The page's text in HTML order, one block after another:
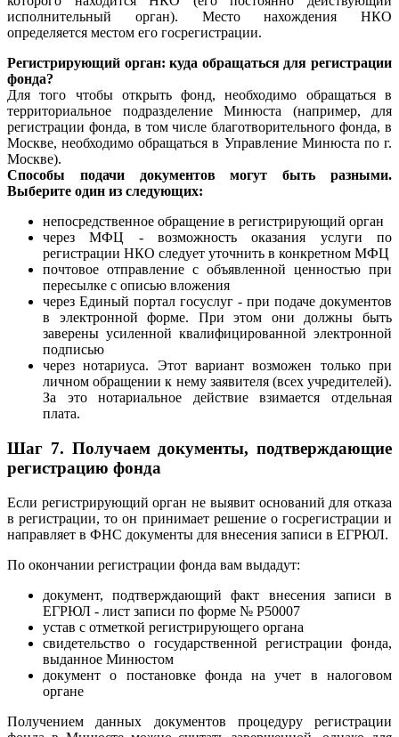
исполнительный орган). Место нахождения НКО
определяется местом его госрегистрации.
Регистрирующий орган: куда обращаться для регистрации
фонда?
Для того чтобы открыть фонд, необходимо обращаться в
территориальное подразделение Минюста (например, для
регистрации фонда, в том числе благотворительного фонда, в
Москве, необходимо обращаться в Управление Минюста по г.
Москве).
Способы подачи документов могут быть разными.
Выберите один из следующих:
непосредственное обращение в регистрирующий орган
через МФЦ - возможность оказания услуги по
регистрации НКО следует уточнить в конкретном МФЦ
почтовое отправление с объявленной ценностью при
пересылке с описью вложения
через Единый портал госуслуг - при подаче документов
в электронной форме. При этом они должны быть
заверены усиленной квалифицированной электронной
подписью
через нотариуса. Этот вариант возможен только при
личном обращении к нему заявителя (всех учредителей).
За это нотариальное действие взимается отдельная
плата.
Шаг 7. Получаем документы, подтверждающие
регистрацию фонда
Если регистрирующий орган не выявит оснований для отказа
в регистрации, то он принимает решение о госрегистрации и
направляет в ФНС документы для внесения записи в ЕГРЮЛ.
По окончании регистрации фонда вам выдадут:
документ, подтверждающий факт внесения записи в
ЕГРЮЛ - лист записи по форме № Р50007
устав с отметкой регистрирующего органа
свидетельство о государственной регистрации фонда,
выданное Минюстом
документ о постановке фонда на учет в налоговом
органе
Получением данных документов процедуру регистрации